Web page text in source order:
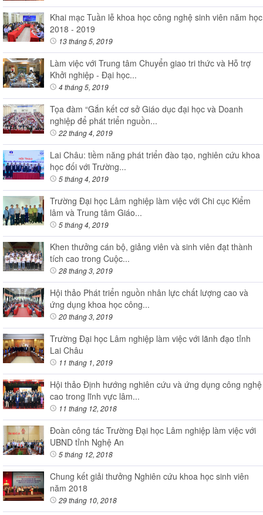
Khai mạc Tuần lễ khoa học công nghệ sinh viên năm học
2018 - 2019
13 tháng 5, 2019
Làm việc với Trung tâm Chuyển giao tri thức và Hỗ trợ
Khởi nghiệp - Đại học...
4 tháng 5, 2019
Tọa đàm “Gắn kết cơ sở Giáo dục đại học và Doanh
nghiệp để phát triển nguồn...
22 tháng 4, 2019
Lai Châu: tiềm năng phát triển đào tạo, nghiên cứu khoa
học đối với Trường...
5 tháng 4, 2019
Trường Đại học Lâm nghiệp làm việc với Chi cục Kiểm
lâm và Trung tâm Giáo...
5 tháng 4, 2019
Khen thưởng cán bộ, giảng viên và sinh viên đạt thành
tích cao trong Cuộc...
28 tháng 3, 2019
Hội thảo Phát triển nguồn nhân lực chất lượng cao và
ứng dụng khoa học công...
20 tháng 3, 2019
Trường Đại học Lâm nghiệp làm việc với lãnh đạo tỉnh
Lai Châu
11 tháng 1, 2019
Hội thảo Định hướng nghiên cứu và ứng dụng công nghệ
cao trong lĩnh vực lâm...
11 tháng 12, 2018
Đoàn công tác Trường Đại học Lâm nghiệp làm việc với
UBND tỉnh Nghệ An
5 tháng 12, 2018
Chung kết giải thưởng Nghiên cứu khoa học sinh viên
năm 2018
29 tháng 10, 2018